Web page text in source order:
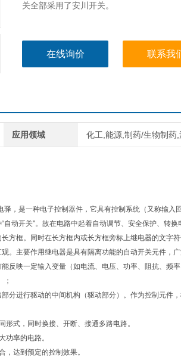
关全部采用了安川开关。
在线询价 联系我
应用领域 化工,能源,制药/生物制药
，是一种电子控制器件，它具有控制系统（又称输入
动开关"。故在电路中起着自动调节、安全保护、转换
框。同时在长方框内或长方框旁标上继电器的文字符
主要作用继电器是具有隔离功能的自动开关元件，广
映一定输入变量（如电流、电压、功率、阻抗、频率
；
分进行驱动的中间机构（驱动部分）。作为控制元件
式，同时换接、开断、接通多路电路。
功率的电路。
达到预定的控制效果。